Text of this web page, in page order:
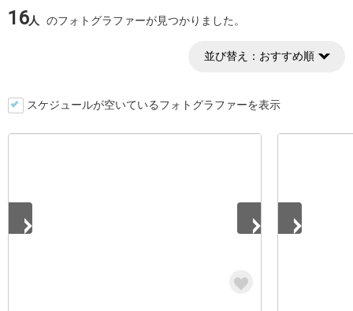
16人 のフォトグラファーが見つかりました。
並び替え： おすすめ順
スケジュールが空いているフォトグラファーを表示